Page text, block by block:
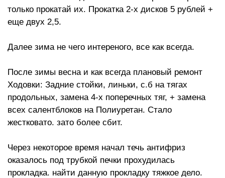
только прокатай их. Прокатка 2-х дисков 5 рублей +
еще двух 2,5.
Далее зима не чего интереного, все как всегда.
После зимы весна и как всегда плановый ремонт
Ходовки: Задние стойки, линьки, с.б на тягах
продольных, замена 4-х поперечных тяг, + замена
всех салентблоков на Полиуретан. Стало
жестковато. зато более сбит.
Через некоторое время начал течь антифриз
оказалось под трубкой печки прохудилась
прокладка. найти данную прокладку тяжкое дело.